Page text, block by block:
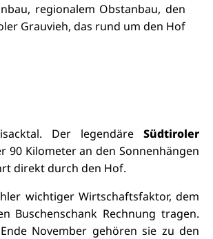
regionalem Obstanbau, den
Grauvieh, das rund um den Hof
Der legendäre Südtiroler
90 Kilometer an den Sonnenhängen
direkt durch den Hof.
wichtiger Wirtschaftsfaktor, dem
Buschenschank Rechnung tragen.
November gehören sie zu den